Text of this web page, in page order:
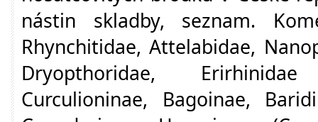
nástin skladby, seznam.
Rhynchitidae, Attelabidae,
Dryopthoridae,
Curculioninae, Bagoinae,